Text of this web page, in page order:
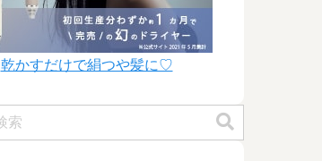
乾かすだけで絹つや髪に♡